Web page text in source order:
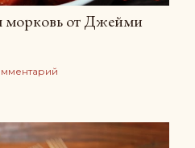
морковь от Джейми